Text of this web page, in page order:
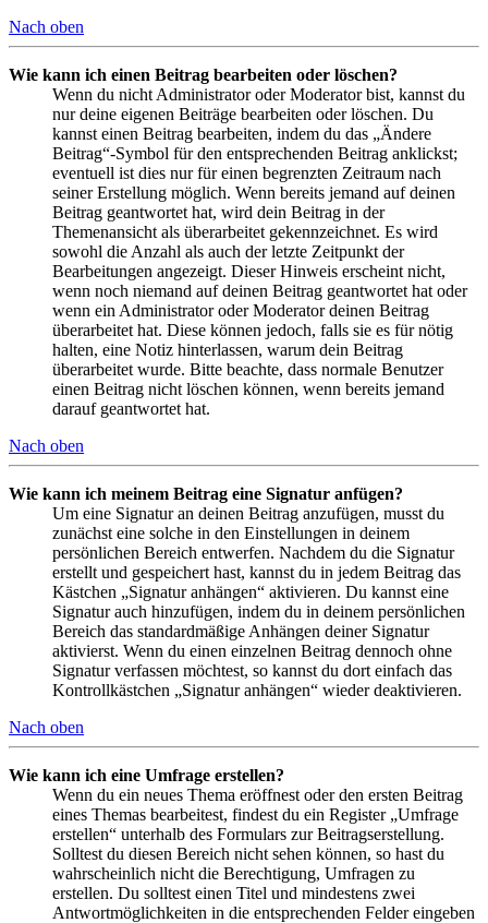
Nach oben
Wie kann ich einen Beitrag bearbeiten oder löschen?
Wenn du nicht Administrator oder Moderator bist, kannst du
nur deine eigenen Beiträge bearbeiten oder löschen. Du
kannst einen Beitrag bearbeiten, indem du das „Ändere
Beitrag“-Symbol für den entsprechenden Beitrag anklickst;
eventuell ist dies nur für einen begrenzten Zeitraum nach
seiner Erstellung möglich. Wenn bereits jemand auf deinen
Beitrag geantwortet hat, wird dein Beitrag in der
Themenansicht als überarbeitet gekennzeichnet. Es wird
sowohl die Anzahl als auch der letzte Zeitpunkt der
Bearbeitungen angezeigt. Dieser Hinweis erscheint nicht,
wenn noch niemand auf deinen Beitrag geantwortet hat oder
wenn ein Administrator oder Moderator deinen Beitrag
überarbeitet hat. Diese können jedoch, falls sie es für nötig
halten, eine Notiz hinterlassen, warum dein Beitrag
überarbeitet wurde. Bitte beachte, dass normale Benutzer
einen Beitrag nicht löschen können, wenn bereits jemand
darauf geantwortet hat.
Nach oben
Wie kann ich meinem Beitrag eine Signatur anfügen?
Um eine Signatur an deinen Beitrag anzufügen, musst du
zunächst eine solche in den Einstellungen in deinem
persönlichen Bereich entwerfen. Nachdem du die Signatur
erstellt und gespeichert hast, kannst du in jedem Beitrag das
Kästchen „Signatur anhängen“ aktivieren. Du kannst eine
Signatur auch hinzufügen, indem du in deinem persönlichen
Bereich das standardmäßige Anhängen deiner Signatur
aktivierst. Wenn du einen einzelnen Beitrag dennoch ohne
Signatur verfassen möchtest, so kannst du dort einfach das
Kontrollkästchen „Signatur anhängen“ wieder deaktivieren.
Nach oben
Wie kann ich eine Umfrage erstellen?
Wenn du ein neues Thema eröffnest oder den ersten Beitrag
eines Themas bearbeitest, findest du ein Register „Umfrage
erstellen“ unterhalb des Formulars zur Beitragserstellung.
Solltest du diesen Bereich nicht sehen können, so hast du
wahrscheinlich nicht die Berechtigung, Umfragen zu
erstellen. Du solltest einen Titel und mindestens zwei
Antwortmöglichkeiten in die entsprechenden Felder eingeben